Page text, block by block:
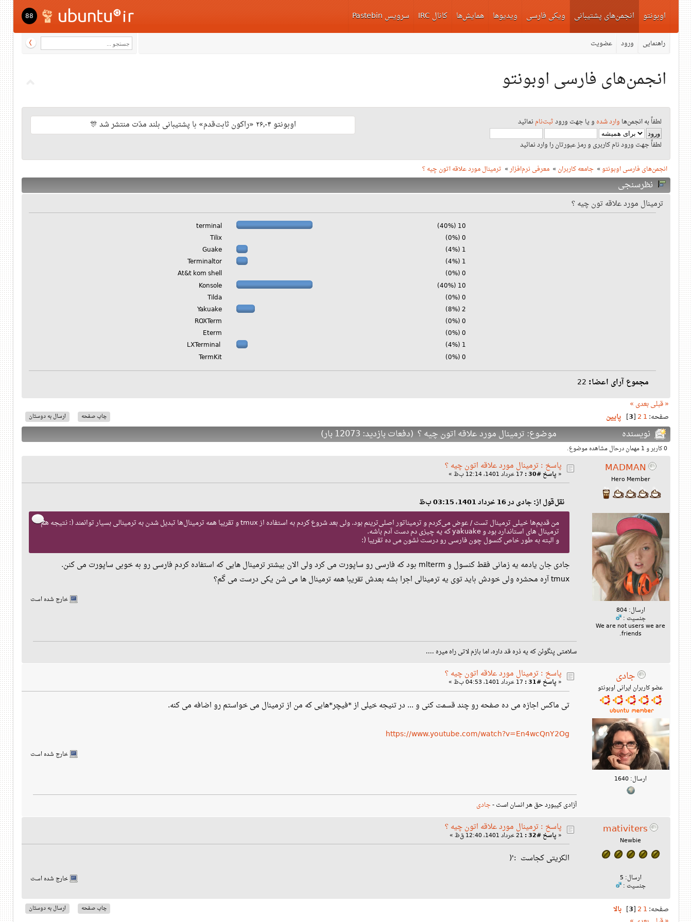
اوبونتو انجمن‌های پشتیبانی
راهنمایی ورود عضویت
ویکی فارسی ویدیوها همایش‌ها کانال IRC سرویس Pastebin 88
انجمن‌های فارسی اوبونتو
لطفاً به انجمن‌ها وارد شده و یا جهت ورودثبت‌نامنمائید
لطفاً جهت ورود نام کاربری و رمز عبورتان را وارد نمائید
اوبونتو ۲۶٫۰۴ «راکون ثابت‌قدم» با پشتیبانی بلند مدّت منتشر شد 🎊
انجمن‌های فارسی اوبونتو» جامعه کاربران» معرفی نرم‌افزار» ترمینال مورد علاقه اتون چیه ؟
نظرسنجی
ترمینال مورد علاقه تون چیه ؟
terminal
10 (40%)
Tilix
0 (0%)
Guake
1 (4%)
Terminaltor
1 (4%)
At&t kom shell
0 (0%)
Konsole
10 (40%)
Tilda
0 (0%)
Yakuake
2 (8%)
ROXTerm
0 (0%)
Eterm
0 (0%)
LXTerminal
1 (4%)
TermKit
0 (0%)
مجموع آرای اعضا:
« قبلیبعدی »
ارسال به دوستان چاپ صفحه صفحه: 1
2
[
3
] پایین
نویسنده موضوع: ترمینال مورد علاقه اتون چیه ؟ (دفعات بازدید: 12073 بار)
0 کاربر و 1 مهمان درحال مشاهده موضوع.
MADMAN
Hero Member
ارسال: 804
جنسیت :
We are not users we are
friends.
پاسخ : ترمینال مورد علاقه اتون چیه ؟
« پاسخ #30 :
نقل‌قول از: جادی در 16 خرداد 1401، 03:15 ب‌ظ
من قدیم‌ها خیلی ترمینال تست / عوض می‌کردم و ترمیناتور اصلی‌ترینم بود. ولی بعد شروع کردم به استفاده از tmux و تقریبا همه ترمینال‌ها تبدیل شدن به ترمینالی بسیار توانمند (: نتیجه هم
ترمینال های استاندارد بود و yakuake که یه چیزی دم دست آدم باشه.
و البته به طور خاص کنسول چون فارسی رو درست نشون می ده تقریبا (:
جادی جان یادمه یه زمانی فقط کنسول و mlterm بود که فارسی رو ساپورت می کرد ولی الان بیشتر ترمینال هایی که استفاده کردم فارسی رو به خوبی ساپورت می کنن.
tmux آره محشره ولی خودش باید توی یه ترمینالی اجرا بشه بعدش تقریبا همه ترمینال ها می شن یکی درست می گم؟
خارج شده است
سلامتی پنگوئن که یه ذره قد داره، اما بازم لاتی راه میره ....
جادی
عضو کاربران ایرانی اوبونتو
ارسال: 1640
پاسخ : ترمینال مورد علاقه اتون چیه ؟
« پاسخ #31 :
تی ماکس اجازه می ده صفحه رو چند قسمت کنی و ... در تنیجه خیلی از *فیچر*هایی که من از ترمینال می خواستم رو اضافه می کنه.
https://www.youtube.com/watch?v=En4wcQnY2Og
خارج شده است
آزادی کیبورد حق هر انسان است -جادی
mativiters
Newbie
ارسال: 5
جنسیت :
پاسخ : ترمینال مورد علاقه اتون چیه ؟
« پاسخ #32 :
الکریتی کجاست :'(
خارج شده است
ارسال به دوستان چاپ صفحه صفحه: 1
2
[
3
] بالا